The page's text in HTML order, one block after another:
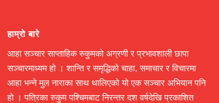
हाम्रो बारे
आहा सञ्चार साप्ताहिक रुकुमको अग्रणी र प्रभावशाली छापा
सञ्चारमाध्यम हो । शान्ति र समृद्धिको चाहा, समाचार र विचारमा
आहा भन्ने मुल नाराका साथ थालिएको यो एक सञ्चार अभियान पनि
हो । पत्रिका रुकुम पश्चिमबाट निरन्तर दश वर्षदेखि प्रकाशित